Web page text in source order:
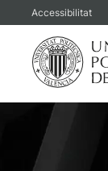
Accessibilitat
contingut